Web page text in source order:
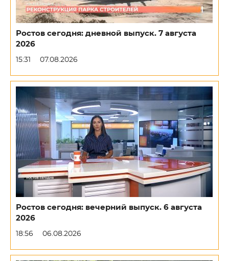
Ростов сегодня: дневной выпуск. 7 августа
2026
15:31 07.08.2026
Ростов сегодня: вечерний выпуск. 6 августа
2026
18:56 06.08.2026